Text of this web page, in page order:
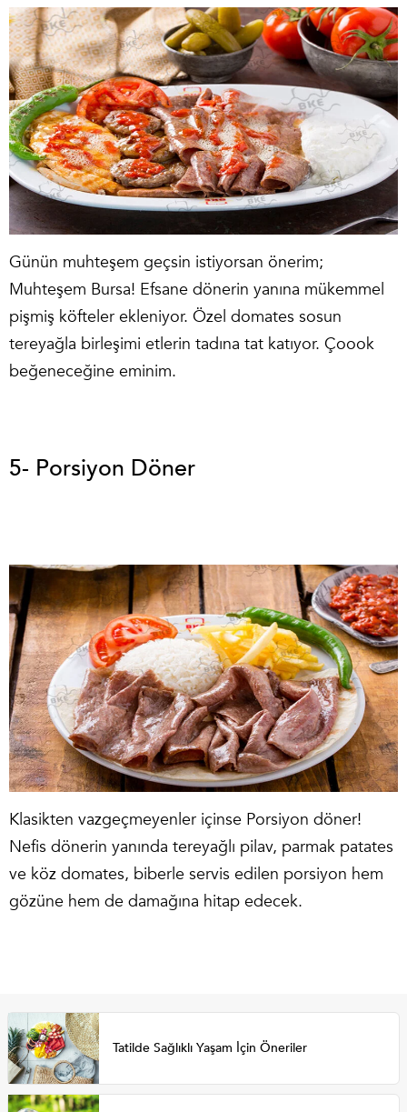
Günün muhteşem geçsin istiyorsan önerim;
Muhteşem Bursa! Efsane dönerin yanına mükemmel
pişmiş köfteler ekleniyor. Özel domates sosun
tereyağla birleşimi etlerin tadına tat katıyor. Çoook
beğeneceğine eminim.
5- Porsiyon Döner
Klasikten vazgeçmeyenler içinse Porsiyon döner!
Nefis dönerin yanında tereyağlı pilav, parmak patates
ve köz domates, biberle servis edilen porsiyon hem
gözüne hem de damağına hitap edecek.
Tatilde Sağlıklı Yaşam İçin Öneriler